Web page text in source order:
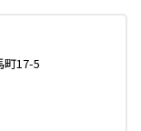
町17-5